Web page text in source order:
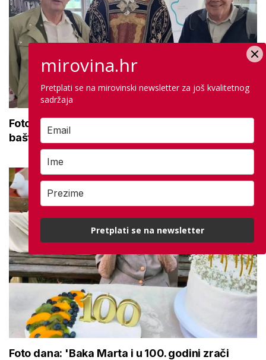
Foto dana: 'Upoznali smo bogatu tradiciju i
baštinu Donje Posavine'
Foto dana: 'Baka Marta i u 100. godini zrači
mirovina.hr
Pretplati se na mirovinski newsletter za još kvalitetnog
sadržaja
Pretplati se na newsletter